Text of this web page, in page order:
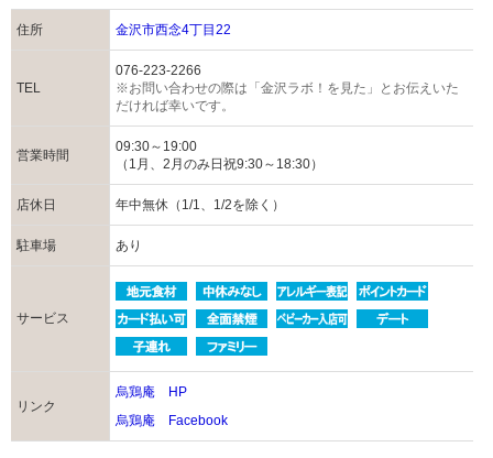
住所 金沢市西念4丁目22
TEL
076-223-2266
※お問い合わせの際は「金沢ラボ！を見た」とお伝えいた
だければ幸いです。
営業時間
09:30～19:00
（1月、2月のみ日祝9:30～18:30）
店休日 年中無休（1/1、1/2を除く）
駐車場 あり
サービス
リンク
烏鶏庵 HP
烏鶏庵 Facebook